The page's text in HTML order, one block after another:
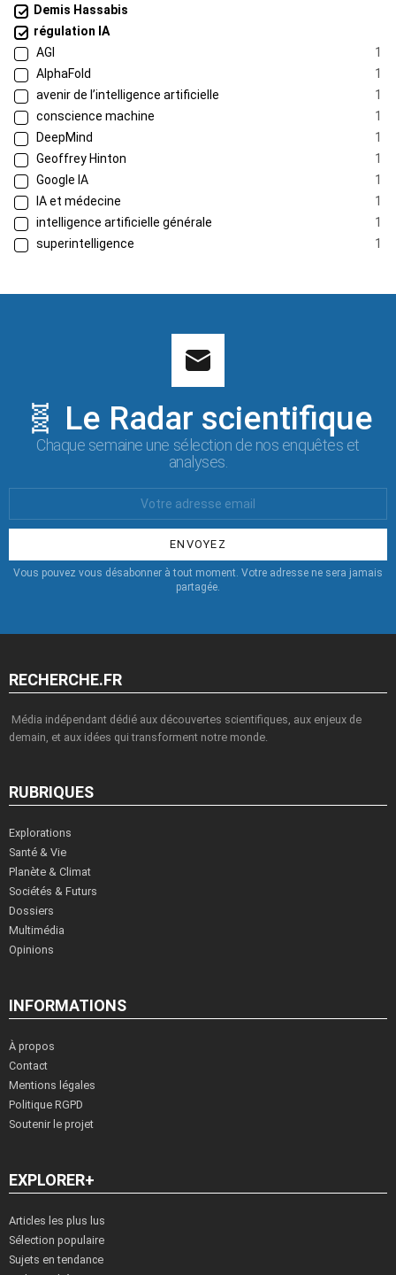
Demis Hassabis
régulation IA
AGI
1
AlphaFold
1
avenir de l’intelligence artificielle
1
conscience machine
1
DeepMind
1
Geoffrey Hinton
1
Google IA
1
IA et médecine
1
intelligence artificielle générale
1
superintelligence
1
🧬 Le Radar scientifique
Chaque semaine une sélection de nos enquêtes et
analyses.
:
Vous pouvez vous désabonner à tout moment. Votre adresse ne sera jamais
partagée.
RECHERCHE.FR
Média indépendant dédié aux découvertes scientifiques, aux enjeux de
demain, et aux idées qui transforment notre monde.
RUBRIQUES
Explorations
Santé & Vie
Planète & Climat
Sociétés & Futurs
Dossiers
Multimédia
Opinions
INFORMATIONS
À propos
Contact
Mentions légales
Politique RGPD
Soutenir le projet
EXPLORER+
Articles les plus lus
Sélection populaire
Sujets en tendance